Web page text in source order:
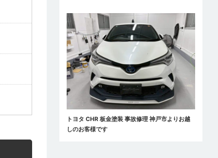
トヨタ CHR 板金塗装 事故修理 神戸市よりお越
しのお客様です